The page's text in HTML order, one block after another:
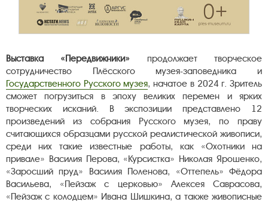
Выставка «Передвижники» продолжает творческое
сотрудничество Плёсского музея-заповедника и
Государственного Русского музея, начатое в 2024 г. Зритель
сможет погрузиться в эпоху великих перемен и ярких
творческих исканий. В экспозиции представлено 12
произведений из собрания Русского музея, по праву
считающихся образцами русской реалистической живописи,
среди них такие известные работы, как «Охотники на
привале» Василия Перова, «Курсистка» Николая Ярошенко,
«Заросший пруд» Василия Поленова, «Оттепель» Фёдора
Васильева, «Пейзаж с церковью» Алексея Саврасова,
«Пейзаж с колодцем» Ивана Шишкина, а также живописные